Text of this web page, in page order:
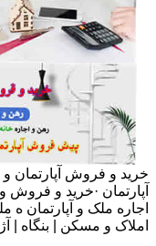
خرید و فروش آپارتمان
آپارتمان ·خرید و فروش
اجاره ملک و آپارتمان ه
املاک و مسکن | بنگاه |